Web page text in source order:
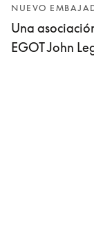
NUEVO
Una
EGOT John